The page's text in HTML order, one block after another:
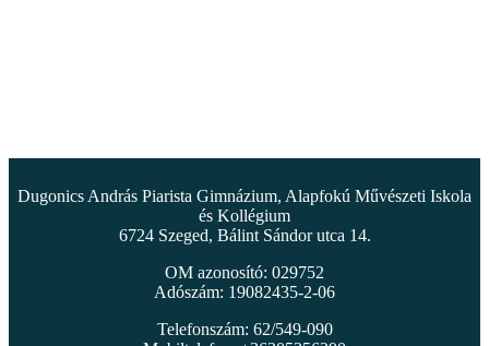
Dugonics András Piarista Gimnázium, Alapfokú Művészeti Iskola
és Kollégium
6724 Szeged, Bálint Sándor utca 14.
OM azonosító: 029752
Adószám: 19082435-2-06
Telefonszám: 62/549-090